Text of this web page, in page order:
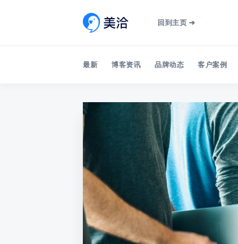
回到主页 ➔
最新 博客资讯 品牌动态 客户案例